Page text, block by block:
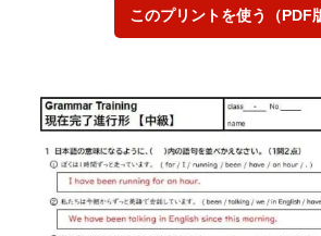
このプリントを使う（PDF